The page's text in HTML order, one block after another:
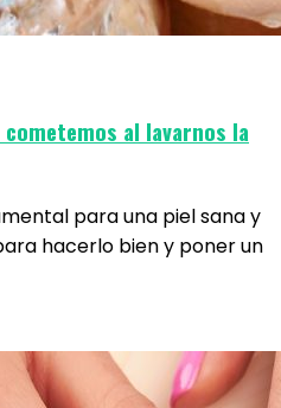
al lavarnos la
para una piel sana y
hacerlo bien y poner un